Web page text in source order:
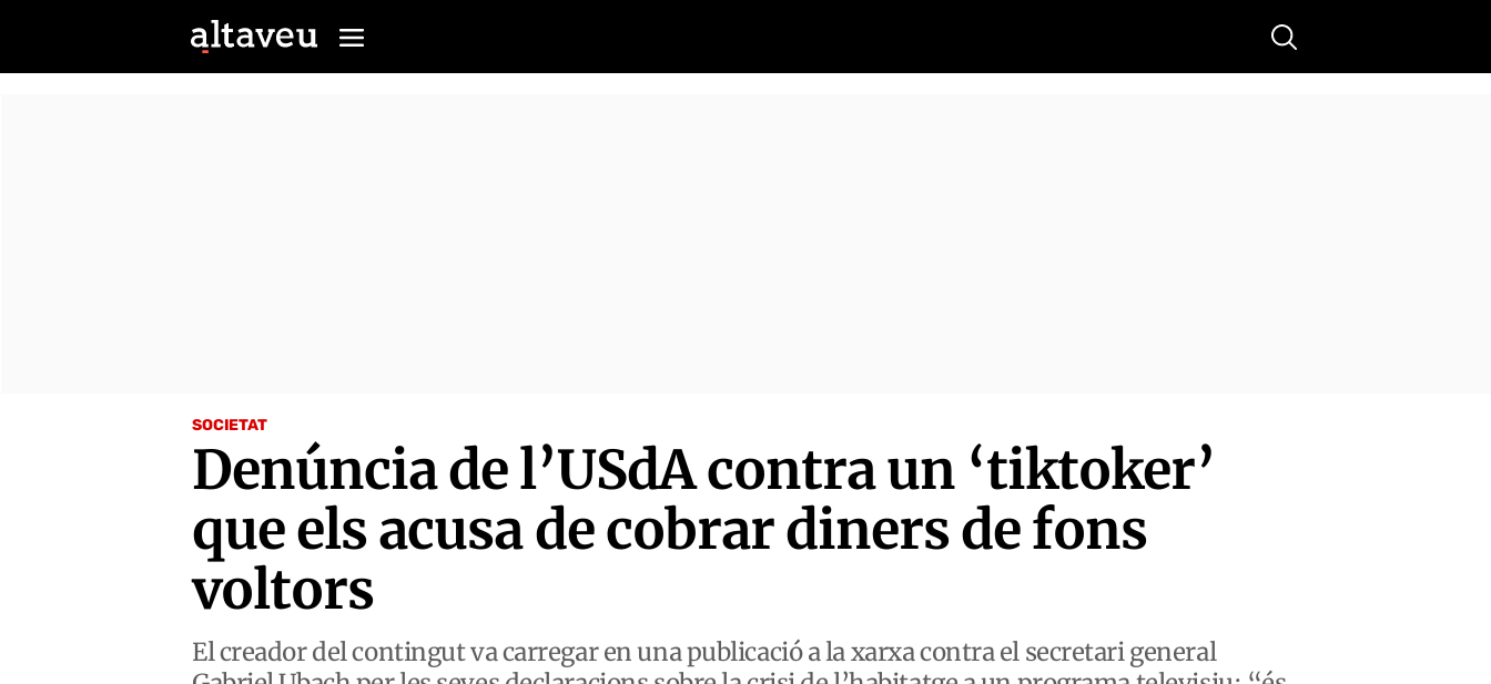
Buscar
SOCIETAT
Denúncia de l’USdA contra un ‘tiktoker’
que els acusa de cobrar diners de fons
voltors
El creador del contingut va carregar en una publicació a la xarxa contra el secretari general